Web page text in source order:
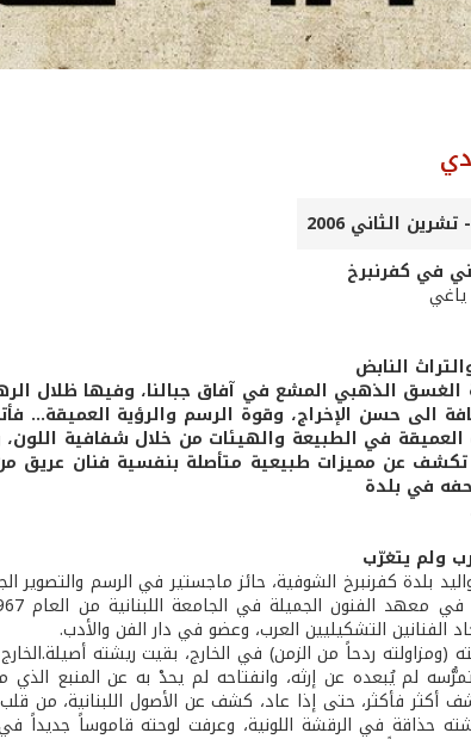
في كفرنبرخ
ياغي
النابض
الغسق الذهبي المشع في آفاق جبالنا، وفيها ظلال
الى حسن الإخراج، وقوة الرسم والرؤية العميقة...
العميقة في الطبيعة والهيئات من خلال شفافية
تكشف عن مميزات طبيعية متأصلة بنفسية فنان عريق
في بلدة
ولم يتغرّب
الفنانين التشكيليين العرب، وعضو في دار الفن والأدب.
(ومزاولته ردحاً من الزمن) في الخارج، بقيت ريشته
لم يُبعده عن إرثه، وانفتاحه لم يحدْ به عن المنبع
أكثر فأكثر، حتى إذا عاد، كشف عن الأصول اللبنانية، من
حذاقة في الرقشة اللونية، وعرفت لوحته قاموساً جديداً